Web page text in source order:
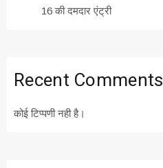
16 की दमदार एंट्री
Recent Comments
कोई टिप्पणी नही है।